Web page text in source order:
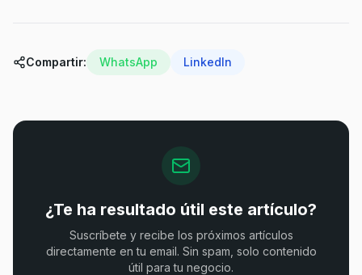
Compartir: WhatsApp LinkedIn
¿Te ha resultado útil este artículo?
Suscríbete y recibe los próximos artículos
directamente en tu email. Sin spam, solo contenido
útil para tu negocio.